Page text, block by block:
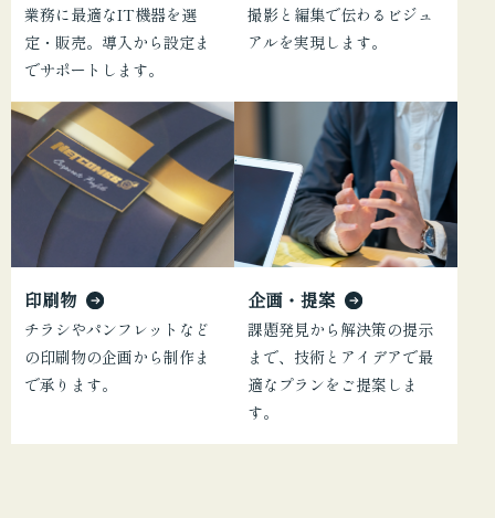
業務に最適なIT機器を選
定・販売。導入から設定ま
でサポートします。
撮影と編集で伝わるビジュ
アルを実現します。
印刷物
チラシやパンフレットなど
の印刷物の企画から制作ま
で承ります。
企画・提案
課題発見から解決策の提示
まで、技術とアイデアで最
適なプランをご提案しま
す。